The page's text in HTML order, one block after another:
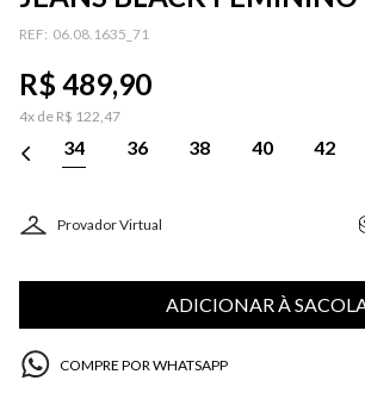
: 06.08.1635_71
R$ 489,90
4x de R$ 122,47
34 36 38 40 42
Provador Virtual
ADICIONAR À
COMPRE POR WHATSAPP